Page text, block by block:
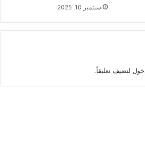
سبتمبر 10, 2025
لتضيف تعليقاً.